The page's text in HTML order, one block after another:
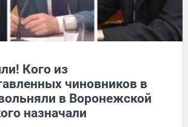
Кого из
чиновников в
в Воронежской
назначали